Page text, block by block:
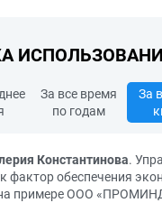
За все время
по годам
За
Константинова.
фактор обеспечения
примере ООО